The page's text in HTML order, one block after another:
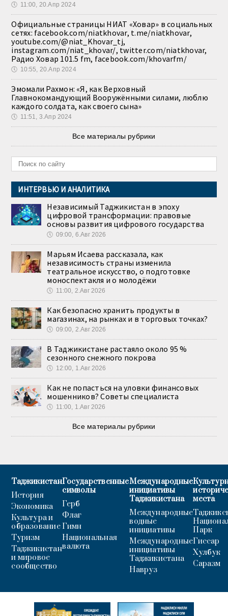
🕔 11:00, 20.Апр 2024
Официальные страницы НИАТ «Ховар» в социальных
сетях: facebook.com/niatkhovar, t.me/niatkhovar,
youtube.com/@niat_Khovar_tj,
instagram.com/niat_khovar/, twitter.com/niatkhovar,
Радио Ховар 101.5 fm, facebook.com/khovarfm/
🕔 10:55, 20.Апр 2024
Эмомали Рахмон: «Я, как Верховный
Главнокомандующий Вооружёнными силами, люблю
каждого солдата, как своего сына»
🕔 11:51, 3.Апр 2024
Все материалы рубрики
ИНТЕРВЬЮ И АНАЛИТИКА
Независимый Таджикистан в эпоху
цифровой трансформации: правовые
основы развития цифрового государства
🕔 09:00, 6.Авг 2026
Марьям Исаева рассказала, как
независимость страны изменила
театральное искусство, о подготовке
моноспектакля и о молодёжи
🕔 11:00, 2.Авг 2026
Как безопасно хранить продукты в
магазинах, на рынках и в торговых точках?
🕔 09:00, 2.Авг 2026
В Таджикистане растаяло около 95 %
сезонного снежного покрова
🕔 12:00, 1.Авг 2026
Как не попасться на уловки финансовых
мошенников? Советы специалиста
🕔 11:00, 1.Авг 2026
Все материалы рубрики
Таджикистан
История
Экономика
Культура и
образование
Туризм
Таджикистан
и мировое
сообщество
Государственные
символы
Герб
Флаг
Гимн
Национальная
валюта
Международные
инициативы
Таджикистана
Международные
водные
инициативы
Международные
инициативы
Таджикистана
Навруз
места
Парк
Гиссар
Хулбук
Саразм